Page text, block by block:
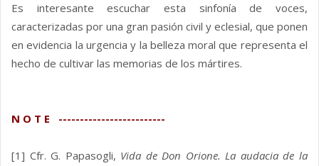
Es interesante escuchar esta sinfonía de voces,
caracterizadas por una gran pasión civil y eclesial, que ponen
en evidencia la urgencia y la belleza moral que representa el
hecho de cultivar las memorias de los mártires.
N O T E -------------------------
[1] Cfr. G. Papasogli, Vida de Don Orione. La audacia de la